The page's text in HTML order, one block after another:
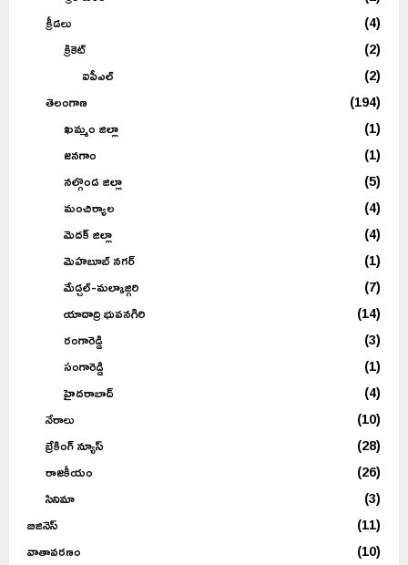
క్రీడలు
(4)
క్రికెట్
(2)
ఐపీఎల్
(2)
తెలంగాణ
(194)
ఖమ్మం జిల్లా
(1)
జనగాం
(1)
నల్గొండ జిల్లా
(5)
మంచిర్యాల
(4)
మెదక్ జిల్లా
(4)
మెహబూబ్ నగర్
(1)
మేడ్చల్-మల్కాజ్గిరి
(7)
యాదాద్రి భువనగిరి
(14)
రంగారెడ్డి
(3)
సంగారెడ్డి
(1)
హైదరాబాద్
(4)
నేరాలు
(10)
బ్రేకింగ్ న్యూస్
(28)
రాజకీయం
(26)
సినిమా
(3)
బిజినెస్
(11)
వాతావరణం
(10)